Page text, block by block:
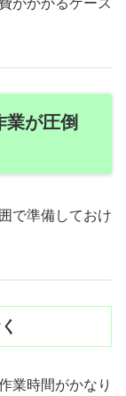
業が圧倒
で準備しておけ
業時間がかなり